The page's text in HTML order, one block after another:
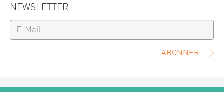
NEWSLETTER
ABONNER